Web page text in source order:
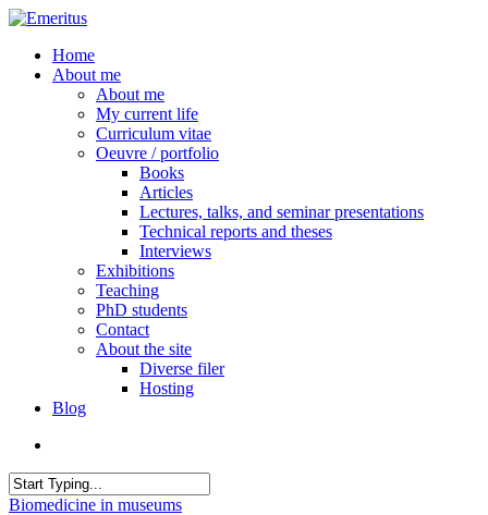
Skip
main
content
search
Menu
Home
About me
About me
My current life
Curriculum vitae
Oeuvre / portfolio
Books
Articles
Lectures, talks, and seminar presentations
Technical reports and theses
Interviews
Exhibitions
Teaching
PhD students
Contact
About the site
Diverse filer
Hosting
Blog
Close
Biomedicine in museums